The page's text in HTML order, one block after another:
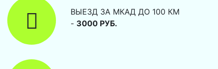
ВЫЕЗД ЗА МКАД ДО 100 КМ
- 3000 РУБ.